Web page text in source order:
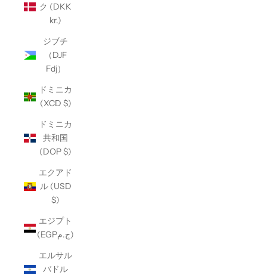
ク (DKK
kr.)
ジブチ
（DJF
Fdj）
ドミニカ
(XCD $)
ドミニカ
共和国
(DOP $)
エクアド
ル (USD
$)
エジプト
(EGPج.م)
エルサル
バドル